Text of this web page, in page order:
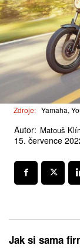
Zdroje: Yamaha,
Autor: Matouš
15. července
Jak si sama